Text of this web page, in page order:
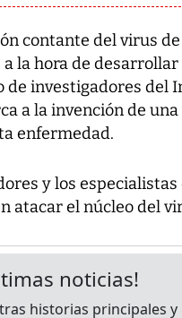
contante del virus
la hora de
de investigadores del
a la invención de
enfermedad.
y los
atacar el núcleo del